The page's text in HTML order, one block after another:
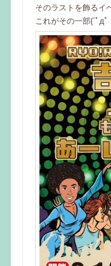
そのラストを飾るイ
これがその一部(´ﾟдﾟ